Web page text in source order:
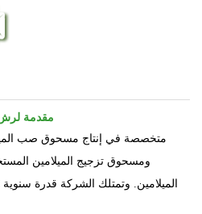
مقدمة لرش
ومسحوق تزجيج الميلامين